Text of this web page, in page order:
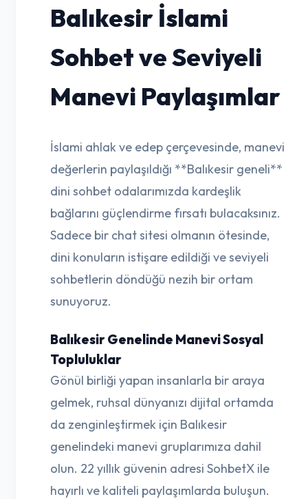
Balıkesir İslami
Sohbet ve Seviyeli
Manevi Paylaşımlar
İslami ahlak ve edep çerçevesinde, manevi
değerlerin paylaşıldığı **Balıkesir geneli**
dini sohbet odalarımızda kardeşlik
bağlarını güçlendirme fırsatı bulacaksınız.
Sadece bir chat sitesi olmanın ötesinde,
dini konuların istişare edildiği ve seviyeli
sohbetlerin döndüğü nezih bir ortam
sunuyoruz.
Balıkesir Genelinde Manevi Sosyal
Topluluklar
Gönül birliği yapan insanlarla bir araya
gelmek, ruhsal dünyanızı dijital ortamda
da zenginleştirmek için Balıkesir
genelindeki manevi gruplarımıza dahil
olun. 22 yıllık güvenin adresi SohbetX ile
hayırlı ve kaliteli paylaşımlarda buluşun.